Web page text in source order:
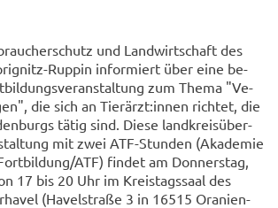
und Land­wirt­schaft des
​Ruppin in­for­miert über eine be­
zum Thema "Ve­
die sich an Tier­ärzt:innen rich­tet, die
tätig sind. Diese land­kreis­über­
mit zwei ATF-​Stunden (Aka­de­mie
ATF) fin­det am Don­ners­tag,
17 bis 20 Uhr im Kreis­tags­saal des
(Ha­vel­stra­ße 3 in 16515 Ora­ni­en­